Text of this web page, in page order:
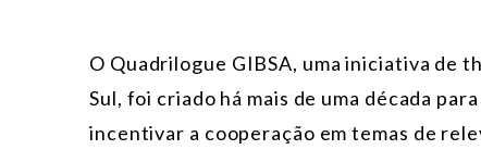
O Quadrilogue GIBSA, uma iniciativa de
Sul, foi criado há mais de uma década
incentivar a cooperação em temas de